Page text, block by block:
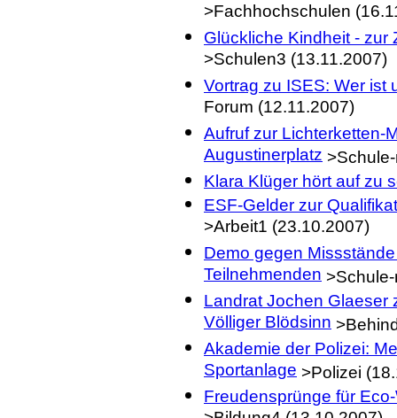
>Fachhochschulen
Glückliche Kindheit -
>Schulen3 (13.11.2007)
Vortrag zu ISES: Wer ist
Forum (12.11.2007)
Aufruf zur Lichterketten-
Augustinerplatz
Klara Klüger hört auf zu
ESF-Gelder zur
>Arbeit1 (23.10.2007)
Demo gegen
Teilnehmenden
Landrat Jochen Glaeser
Völliger Blödsinn
Akademie der Polizei:
Sportanlage >Polizei
Freudensprünge für